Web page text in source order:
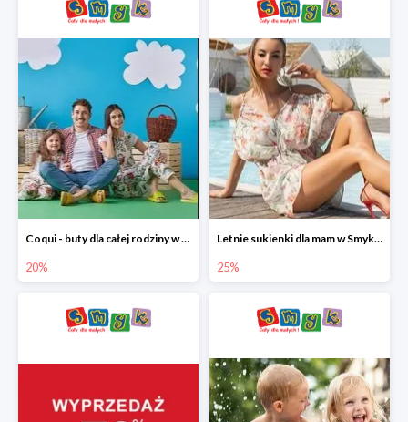
Coqui - buty dla całej rodziny w Smyku do -20%
20%
Letnie sukienki dla mam w Smyku do -25%
25%